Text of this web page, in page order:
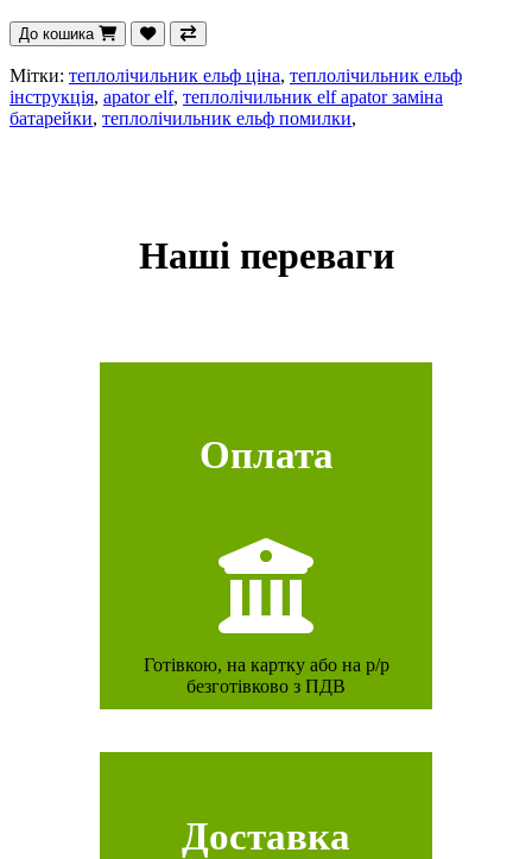
До кошика
Мітки: теплолічильник ельф ціна, теплолічильник ельф
інструкція, apator elf, теплолічильник elf apator заміна
батарейки, теплолічильник ельф помилки,
Наші переваги
Оплата
Готівкою, на картку або на р/р
безготівково з ПДВ
Доставка